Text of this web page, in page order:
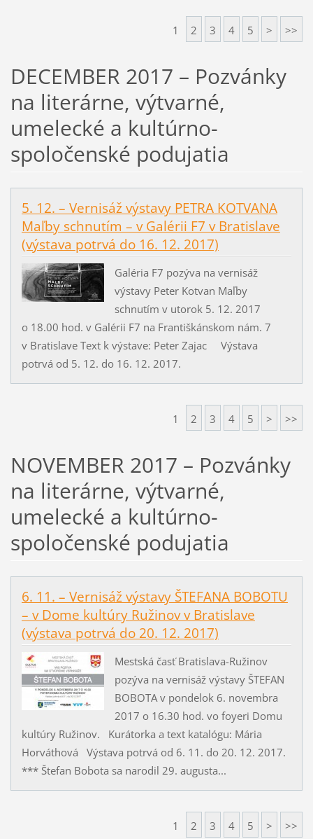
1 2 3 4 5 > >>
DECEMBER 2017 – Pozvánky
na literárne, výtvarné,
umelecké a kultúrno-
spoločenské podujatia
5. 12. – Vernisáž výstavy PETRA KOTVANA
Maľby schnutím – v Galérii F7 v Bratislave
(výstava potrvá do 16. 12. 2017)
Galéria F7 pozýva na vernisáž
výstavy Peter Kotvan Maľby
schnutím v utorok 5. 12. 2017
o 18.00 hod. v Galérii F7 na Františkánskom nám. 7
v Bratislave Text k výstave: Peter Zajac Výstava
potrvá od 5. 12. do 16. 12. 2017.
1 2 3 4 5 > >>
NOVEMBER 2017 – Pozvánky
na literárne, výtvarné,
umelecké a kultúrno-
spoločenské podujatia
6. 11. – Vernisáž výstavy ŠTEFANA BOBOTU
– v Dome kultúry Ružinov v Bratislave
(výstava potrvá do 20. 12. 2017)
Mestská časť Bratislava-Ružinov
pozýva na vernisáž výstavy ŠTEFAN
BOBOTA v pondelok 6. novembra
2017 o 16.30 hod. vo foyeri Domu
kultúry Ružinov. Kurátorka a text katalógu: Mária
Horváthová Výstava potrvá od 6. 11. do 20. 12. 2017.
*** Štefan Bobota sa narodil 29. augusta...
1 2 3 4 5 > >>